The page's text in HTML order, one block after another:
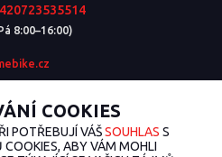
8:00–16:00)
COOKIES
POTŘEBUJÍ VÁŠSOUHLAS S
ABY VÁM MOHLI